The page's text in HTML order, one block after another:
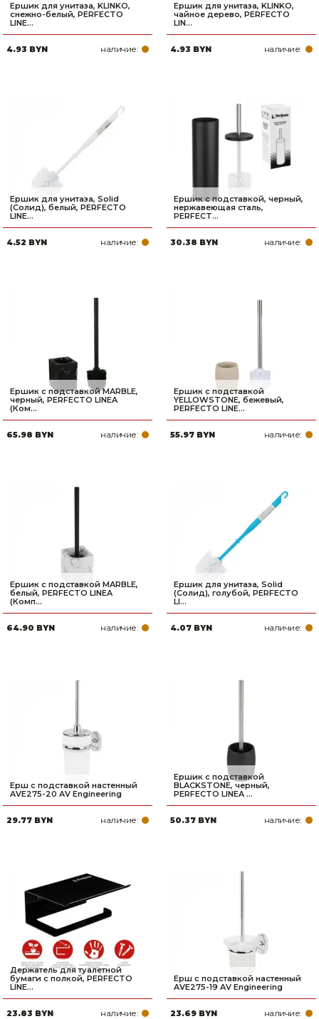
Ершик для унитаза, KLINKO,
снежно-белый, PERFECTO
LINE...
4.93 BYN наличие:
Ершик для унитаза, KLINKO,
чайное дерево, PERFECTO
LIN...
4.93 BYN наличие:
Ершик для унитаза, Solid
(Солид), белый, PERFECTO
LINE...
4.52 BYN наличие:
Ершик с подставкой, черный,
нержавеющая сталь,
PERFECT...
30.38 BYN наличие:
Ершик с подставкой MARBLE,
черный, PERFECTO LINEA
(Ком...
65.98 BYN наличие:
Ершик с подставкой
YELLOWSTONE, бежевый,
PERFECTO LINE...
55.97 BYN наличие:
Ершик с подставкой MARBLE,
белый, PERFECTO LINEA
(Комп...
64.90 BYN наличие:
Ершик для унитаза, Solid
(Солид), голубой, PERFECTO
LI...
4.07 BYN наличие:
Ерш с подставкой настенный
AVE275-20 AV Engineering
29.77 BYN наличие:
Ершик с подставкой
BLACKSTONE, черный,
PERFECTO LINEA ...
50.37 BYN наличие:
Держатель для туалетной
бумаги с полкой, PERFECTO
LINE...
23.83 BYN наличие:
Ерш с подставкой настенный
AVE275-19 AV Engineering
23.69 BYN наличие: